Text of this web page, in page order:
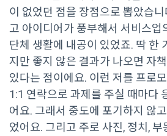
이 없었던 점을 장점으로 뽑았습
고 아이디어가 풍부해서 서비스업
단체 생활에 내공이 있었죠. 딱 한
지만 좋지 않은 결과가 나오면 자
있다는 점이에요. 이런 저를 프로
1:1 연락으로 과제를 주실 때마다
어요. 그래서 중도에 포기하지 않
었어요. 그리고 주로 사진, 정치,